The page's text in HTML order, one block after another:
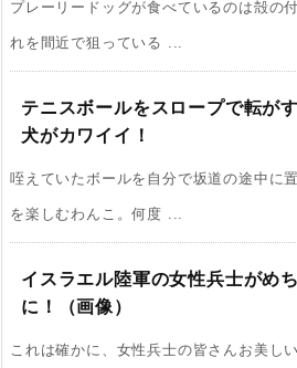
プレーリードッグが食べているのは殻の
れを間近で狙っている ...
テニスボールをスロープで転が
犬がカワイイ！
咥えていたボールを自分で坂道の途中に
を楽しむわんこ。何度 ...
イスラエル陸軍の女性兵士がめ
に！（画像）
これは確かに、女性兵士の皆さんお美し